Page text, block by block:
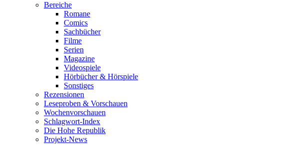
Bereiche
Romane
Comics
Sachbücher
Filme
Serien
Magazine
Videospiele
Hörbücher & Hörspiele
Sonstiges
Rezensionen
Leseproben & Vorschauen
Wochenvorschauen
Schlagwort-Index
Die Hohe Republik
Projekt-News